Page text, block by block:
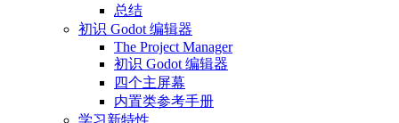
总结
初识 Godot 编辑器
The Project Manager
初识 Godot 编辑器
四个主屏幕
内置类参考手册
学习新特性